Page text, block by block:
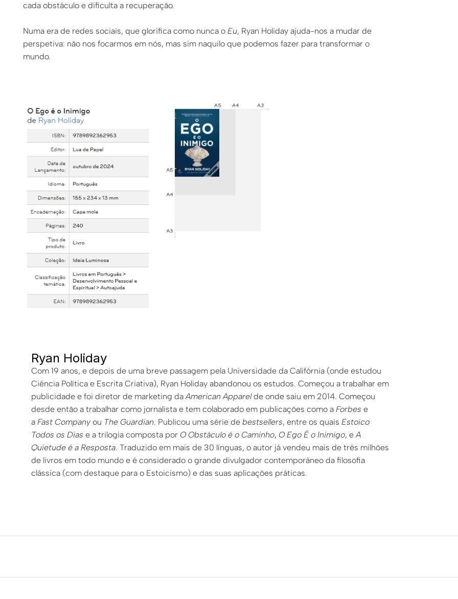
cada obstáculo e dificulta a recuperação.
Numa era de redes sociais, que glorifica como nunca o Eu, Ryan Holiday ajuda-nos a mudar de
perspetiva: não nos focarmos em nós, mas sim naquilo que podemos fazer para transformar o
mundo.
Ryan Holiday
Com 19 anos, e depois de uma breve passagem pela Universidade da Califórnia (onde estudou
Ciência Política e Escrita Criativa), Ryan Holiday abandonou os estudos. Começou a trabalhar em
publicidade e foi diretor de marketing daAmerican Apparelde onde saiu em 2014. Começou
desde então a trabalhar como jornalista e tem colaborado em publicações como aForbes e
aFast Companyou The Guardian. Publicou uma série debestsellers, entre os quaisEstoico
Todos os Dias e a trilogia composta por O Obstáculo é o Caminho, O Ego É o Inimigo, eA
Quietude é a Resposta. Traduzido em mais de 30 línguas, o autor já vendeu mais de três milhões
de livros em todo mundo e é considerado o grande divulgador contemporâneo da filosofia
clássica (com destaque para o Estoicismo) e das suas aplicações práticas.